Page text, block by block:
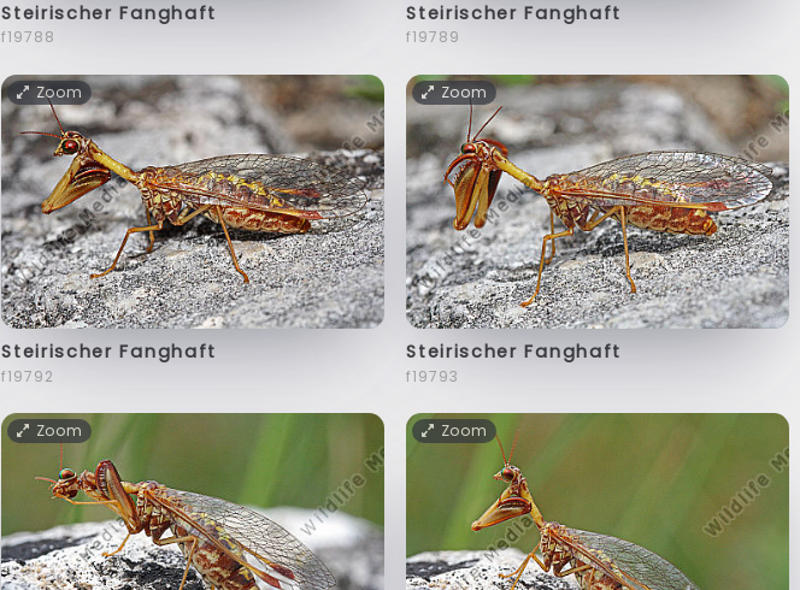
Steirischer Fanghaft
f19788
Steirischer Fanghaft
f19789
Zoom
Steirischer Fanghaft
f19792
Zoom
Steirischer Fanghaft
f19793
Zoom Zoom